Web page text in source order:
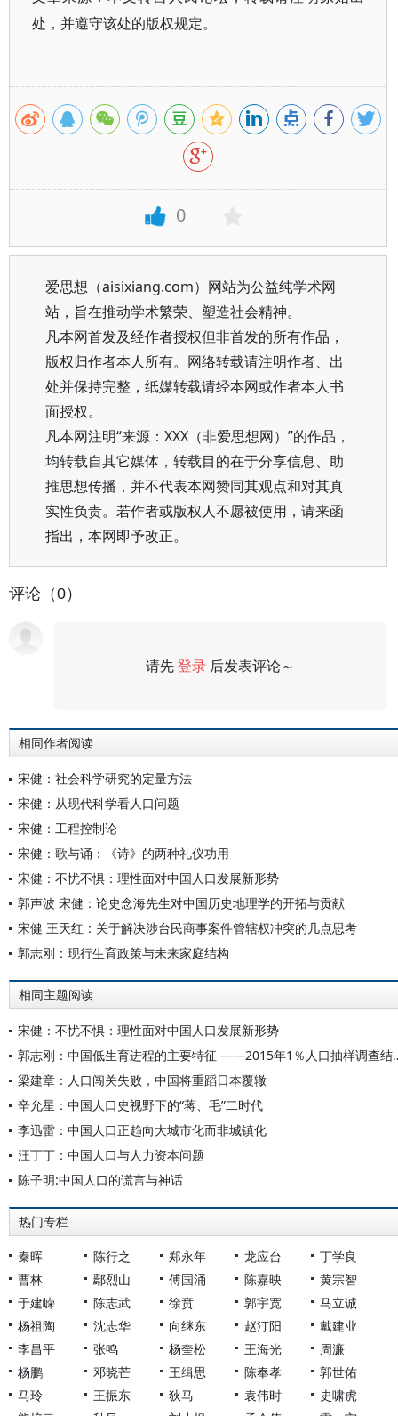
处，并遵守该处的版权规定。
0
爱思想（aisixiang.com）网站为公益纯学术网
站，旨在推动学术繁荣、塑造社会精神。
凡本网首发及经作者授权但非首发的所有作品，
版权归作者本人所有。网络转载请注明作者、出
处并保持完整，纸媒转载请经本网或作者本人书
面授权。
凡本网注明“来源：XXX（非爱思想网）”的作品，
均转载自其它媒体，转载目的在于分享信息、助
推思想传播，并不代表本网赞同其观点和对其真
实性负责。若作者或版权人不愿被使用，请来函
指出，本网即予改正。
评论（0）
请先登录 后发表评论～
相同作者阅读
宋健：社会科学研究的定量方法
宋健：从现代科学看人口问题
宋健：工程控制论
宋健：歌与诵：《诗》的两种礼仪功用
宋健：不忧不惧：理性面对中国人口发展新形势
郭声波 宋健：论史念海先生对中国历史地理学的开拓与贡献
宋健 王天红：关于解决涉台民商事案件管辖权冲突的几点思考
郭志刚：现行生育政策与未来家庭结构
相同主题阅读
宋健：不忧不惧：理性面对中国人口发展新形势
郭志刚：中国低生育
梁建章：人口闯关失败，中国将重蹈日本覆辙
辛允星：中国人口史视野下的“蒋、毛”二时代
李迅雷：中国人口正趋向大城市化而非城镇化
汪丁丁：中国人口与人力资本问题
陈子明:中国人口的谎言与神话
热门专栏
秦晖 陈行之 郑永年 龙应台
丁学良
曹林
鄢烈山 傅国涌 陈嘉映
黄宗智
于建嵘
陈志武 徐贲 郭宇宽
马立诚
杨祖陶
沈志华 向继东 赵汀阳
戴建业
李昌平
张鸣 杨奎松 王海光
周濂
杨鹏
邓晓芒 王缉思 陈奉孝
郭世佑
马玲
王振东 狄马 袁伟时
史啸虎